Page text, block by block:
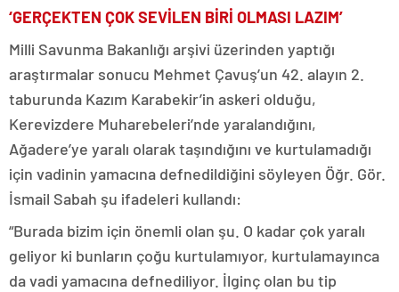
‘GERÇEKTEN ÇOK SEVİLEN BİRİ OLMASI LAZIM’
Milli Savunma Bakanlığı arşivi üzerinden yaptığı
araştırmalar sonucu Mehmet Çavuş’un 42. alayın 2.
taburunda Kazım Karabekir’in askeri olduğu,
Kerevizdere Muharebeleri’nde yaralandığını,
Ağadere’ye yaralı olarak taşındığını ve kurtulamadığı
için vadinin yamacına defnedildiğini söyleyen Öğr. Gör.
İsmail Sabah şu ifadeleri kullandı:
“Burada bizim için önemli olan şu. O kadar çok yaralı
geliyor ki bunların çoğu kurtulamıyor, kurtulamayınca
da vadi yamacına defnediliyor. İlginç olan bu tip